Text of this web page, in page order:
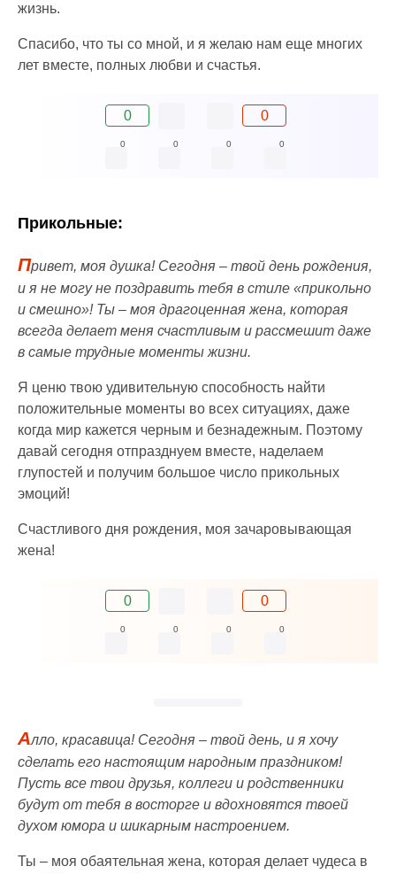
жизнь.
Спасибо, что ты со мной, и я желаю нам еще многих
лет вместе, полных любви и счастья.
0 0
0 0 0 0
Прикольные:
Привет, моя душка! Сегодня – твой день рождения,
и я не могу не поздравить тебя в стиле «прикольно
и смешно»! Ты – моя драгоценная жена, которая
всегда делает меня счастливым и рассмешит даже
в самые трудные моменты жизни.
Я ценю твою удивительную способность найти
положительные моменты во всех ситуациях, даже
когда мир кажется черным и безнадежным. Поэтому
давай сегодня отпразднуем вместе, наделаем
глупостей и получим большое число прикольных
эмоций!
Счастливого дня рождения, моя зачаровывающая
жена!
0 0
0 0 0 0
Алло, красавица! Сегодня – твой день, и я хочу
сделать его настоящим народным праздником!
Пусть все твои друзья, коллеги и родственники
будут от тебя в восторге и вдохновятся твоей
духом юмора и шикарным настроением.
Ты – моя обаятельная жена, которая делает чудеса в